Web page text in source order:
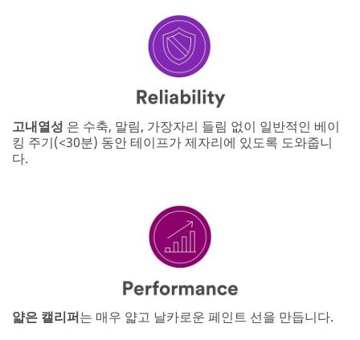
고내열성 은 수축, 말림, 가장자리 들림 없이 일반적인 베이
킹 주기(<30분) 동안 테이프가 제자리에 있도록 도와줍니
다.
얇은 캘리퍼는 매우 얇고 날카로운 페인트 선을 만듭니다.